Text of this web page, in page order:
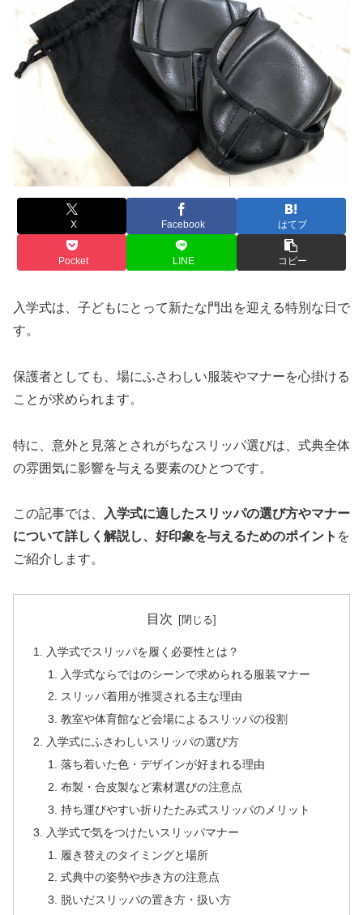
X Facebook はてブ
Pocket LINE コピー
入学式は、子どもにとって新たな門出を迎える特別な日で
す。
保護者としても、場にふさわしい服装やマナーを心掛ける
ことが求められます。
特に、意外と見落とされがちなスリッパ選びは、式典全体
の雰囲気に影響を与える要素のひとつです。
この記事では、
入学式に適したスリッパの選び方やマナー
について詳しく解説し、好印象を与えるためのポイント を
ご紹介します。
目次
入学式でスリッパを履く必要性とは？
入学式ならではのシーンで求められる服装マナー
スリッパ着用が推奨される主な理由
教室や体育館など会場によるスリッパの役割
入学式にふさわしいスリッパの選び方
落ち着いた色・デザインが好まれる理由
布製・合皮製など素材選びの注意点
持ち運びやすい折りたたみ式スリッパのメリット
入学式で気をつけたいスリッパマナー
履き替えのタイミングと場所
式典中の姿勢や歩き方の注意点
脱いだスリッパの置き方・扱い方